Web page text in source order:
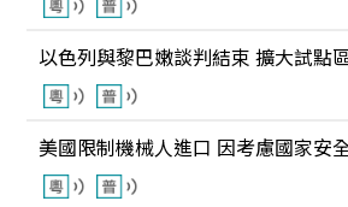
以色列與黎巴嫩談判結束 擴大試點
美國限制機械人進口 因考慮國家安